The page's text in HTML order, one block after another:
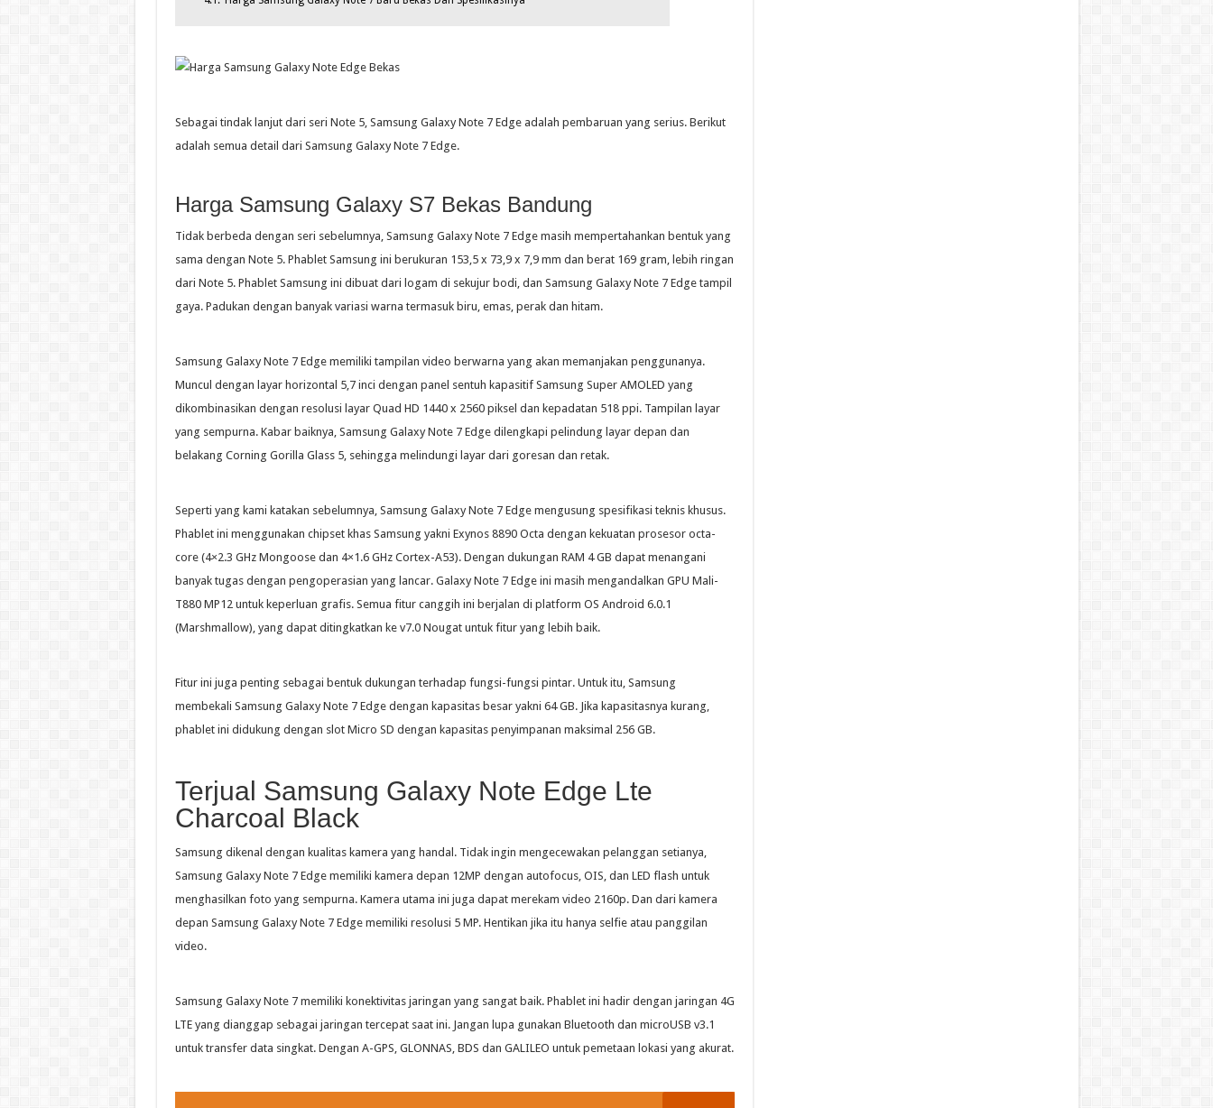
Sebagai tindak lanjut dari seri Note 5, Samsung Galaxy Note 7 Edge adalah pembaruan yang serius. Berikut
adalah semua detail dari Samsung Galaxy Note 7 Edge.
Harga Samsung Galaxy S7 Bekas Bandung
Tidak berbeda dengan seri sebelumnya, Samsung Galaxy Note 7 Edge masih mempertahankan bentuk yang
sama dengan Note 5. Phablet Samsung ini berukuran 153,5 x 73,9 x 7,9 mm dan berat 169 gram, lebih ringan
dari Note 5. Phablet Samsung ini dibuat dari logam di sekujur bodi, dan Samsung Galaxy Note 7 Edge tampil
gaya. Padukan dengan banyak variasi warna termasuk biru, emas, perak dan hitam.
Samsung Galaxy Note 7 Edge memiliki tampilan video berwarna yang akan memanjakan penggunanya.
Muncul dengan layar horizontal 5,7 inci dengan panel sentuh kapasitif Samsung Super AMOLED yang
dikombinasikan dengan resolusi layar Quad HD 1440 x 2560 piksel dan kepadatan 518 ppi. Tampilan layar
yang sempurna. Kabar baiknya, Samsung Galaxy Note 7 Edge dilengkapi pelindung layar depan dan
belakang Corning Gorilla Glass 5, sehingga melindungi layar dari goresan dan retak.
Seperti yang kami katakan sebelumnya, Samsung Galaxy Note 7 Edge mengusung spesifikasi teknis khusus.
Phablet ini menggunakan chipset khas Samsung yakni Exynos 8890 Octa dengan kekuatan prosesor octa-
core (4×2.3 GHz Mongoose dan 4×1.6 GHz Cortex-A53). Dengan dukungan RAM 4 GB dapat menangani
banyak tugas dengan pengoperasian yang lancar. Galaxy Note 7 Edge ini masih mengandalkan GPU Mali-
T880 MP12 untuk keperluan grafis. Semua fitur canggih ini berjalan di platform OS Android 6.0.1
(Marshmallow), yang dapat ditingkatkan ke v7.0 Nougat untuk fitur yang lebih baik.
Fitur ini juga penting sebagai bentuk dukungan terhadap fungsi-fungsi pintar. Untuk itu, Samsung
membekali Samsung Galaxy Note 7 Edge dengan kapasitas besar yakni 64 GB. Jika kapasitasnya kurang,
phablet ini didukung dengan slot Micro SD dengan kapasitas penyimpanan maksimal 256 GB.
Terjual Samsung Galaxy Note Edge Lte
Charcoal Black
Samsung dikenal dengan kualitas kamera yang handal. Tidak ingin mengecewakan pelanggan setianya,
Samsung Galaxy Note 7 Edge memiliki kamera depan 12MP dengan autofocus, OIS, dan LED flash untuk
menghasilkan foto yang sempurna. Kamera utama ini juga dapat merekam video 2160p. Dan dari kamera
depan Samsung Galaxy Note 7 Edge memiliki resolusi 5 MP. Hentikan jika itu hanya selfie atau panggilan
video.
Samsung Galaxy Note 7 memiliki konektivitas jaringan yang sangat baik. Phablet ini hadir dengan jaringan 4G
LTE yang dianggap sebagai jaringan tercepat saat ini. Jangan lupa gunakan Bluetooth dan microUSB v3.1
untuk transfer data singkat. Dengan A-GPS, GLONNAS, BDS dan GALILEO untuk pemetaan lokasi yang akurat.